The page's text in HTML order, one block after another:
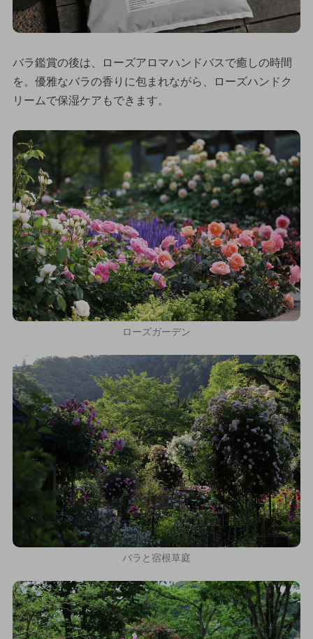
バラ鑑賞の後は、ローズアロマハンドバスで癒しの時間
を。優雅なバラの香りに包まれながら、ローズハンドク
リームで保湿ケアもできます。
ローズガーデン
バラと宿根草庭